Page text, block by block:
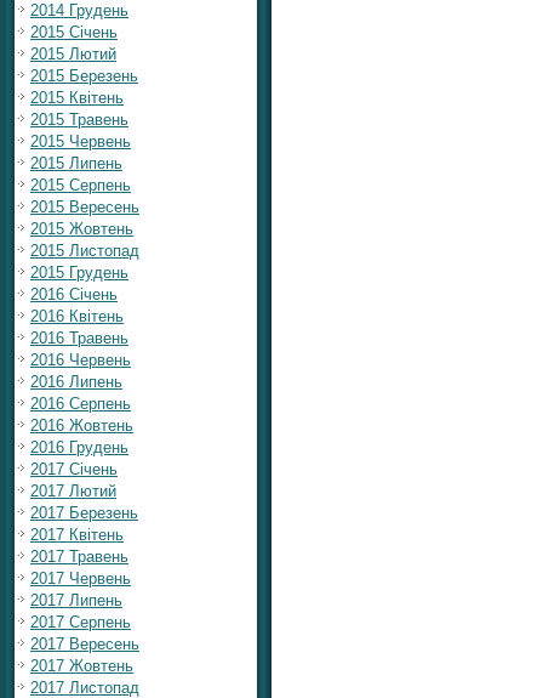
2014 Грудень
2015 Січень
2015 Лютий
2015 Березень
2015 Квітень
2015 Травень
2015 Червень
2015 Липень
2015 Серпень
2015 Вересень
2015 Жовтень
2015 Листопад
2015 Грудень
2016 Січень
2016 Квітень
2016 Травень
2016 Червень
2016 Липень
2016 Серпень
2016 Жовтень
2016 Грудень
2017 Січень
2017 Лютий
2017 Березень
2017 Квітень
2017 Травень
2017 Червень
2017 Липень
2017 Серпень
2017 Вересень
2017 Жовтень
2017 Листопад